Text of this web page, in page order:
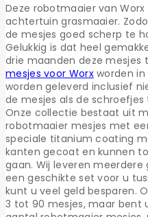
Deze robotmaaier van
achtertuin grasmaaier.
de mesjes goed scherp te
Gelukkig is dat heel
drie maanden deze mesjes
mesjes voor Worxworden in
worden geleverd inclusief
de mesjes als de
Onze collectie bestaat uit
robotmaaier mesjes met
speciale titanium coating
kanten gecoat en kunnen
gaan. Wij leveren
een geschikte set voor u
kunt u veel geld besparen.
3 tot 90 mesjes, maar bent